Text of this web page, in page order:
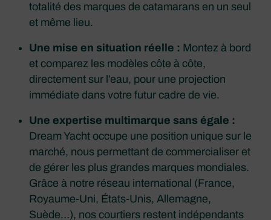
totalité des marques de catamarans en un seul
et même lieu.
Une mise en situation réelle : Montez à bord
et comparez les modèles côte à côte,
directement sur l’eau, pour une projection
immédiate dans votre futur cadre de vie.
Une expertise multimarque sans égale :
Dream Yacht occupe une position unique sur le
marché, nous permettant de commercialiser et
de gérer les plus grandes marques mondiales.
Grâce à notre réseau international (France,
Royaume-Uni, États-Unis, Allemagne,
Suède…), nos courtiers restent indépendants